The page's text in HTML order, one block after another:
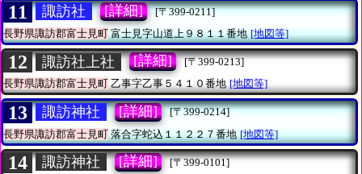
11 諏訪社 [詳細]
[〒399-0211]
長野県諏訪郡富士見町富士見字山道上９８１１番地 [地図等]
12 諏訪社上社 [詳細]
[〒399-0213]
長野県諏訪郡富士見町乙事字乙事５４１０番地 [地図等]
13 諏訪神社 [詳細]
[〒399-0214]
長野県諏訪郡富士見町落合字蛇込１１２２７番地 [地図等]
14 諏訪神社 [詳細]
[〒399-0101]